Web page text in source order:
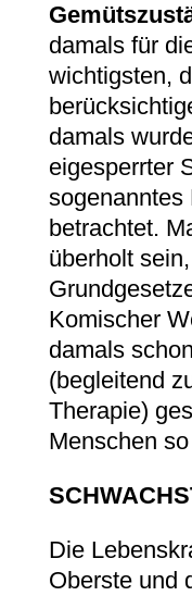
damals für
wichtigsten,
damals
eigesperrter
sogenanntes
betrachtet.
überholt
Komischer
damals
(begleitend
Therapie)
Menschen
Die
Oberste und